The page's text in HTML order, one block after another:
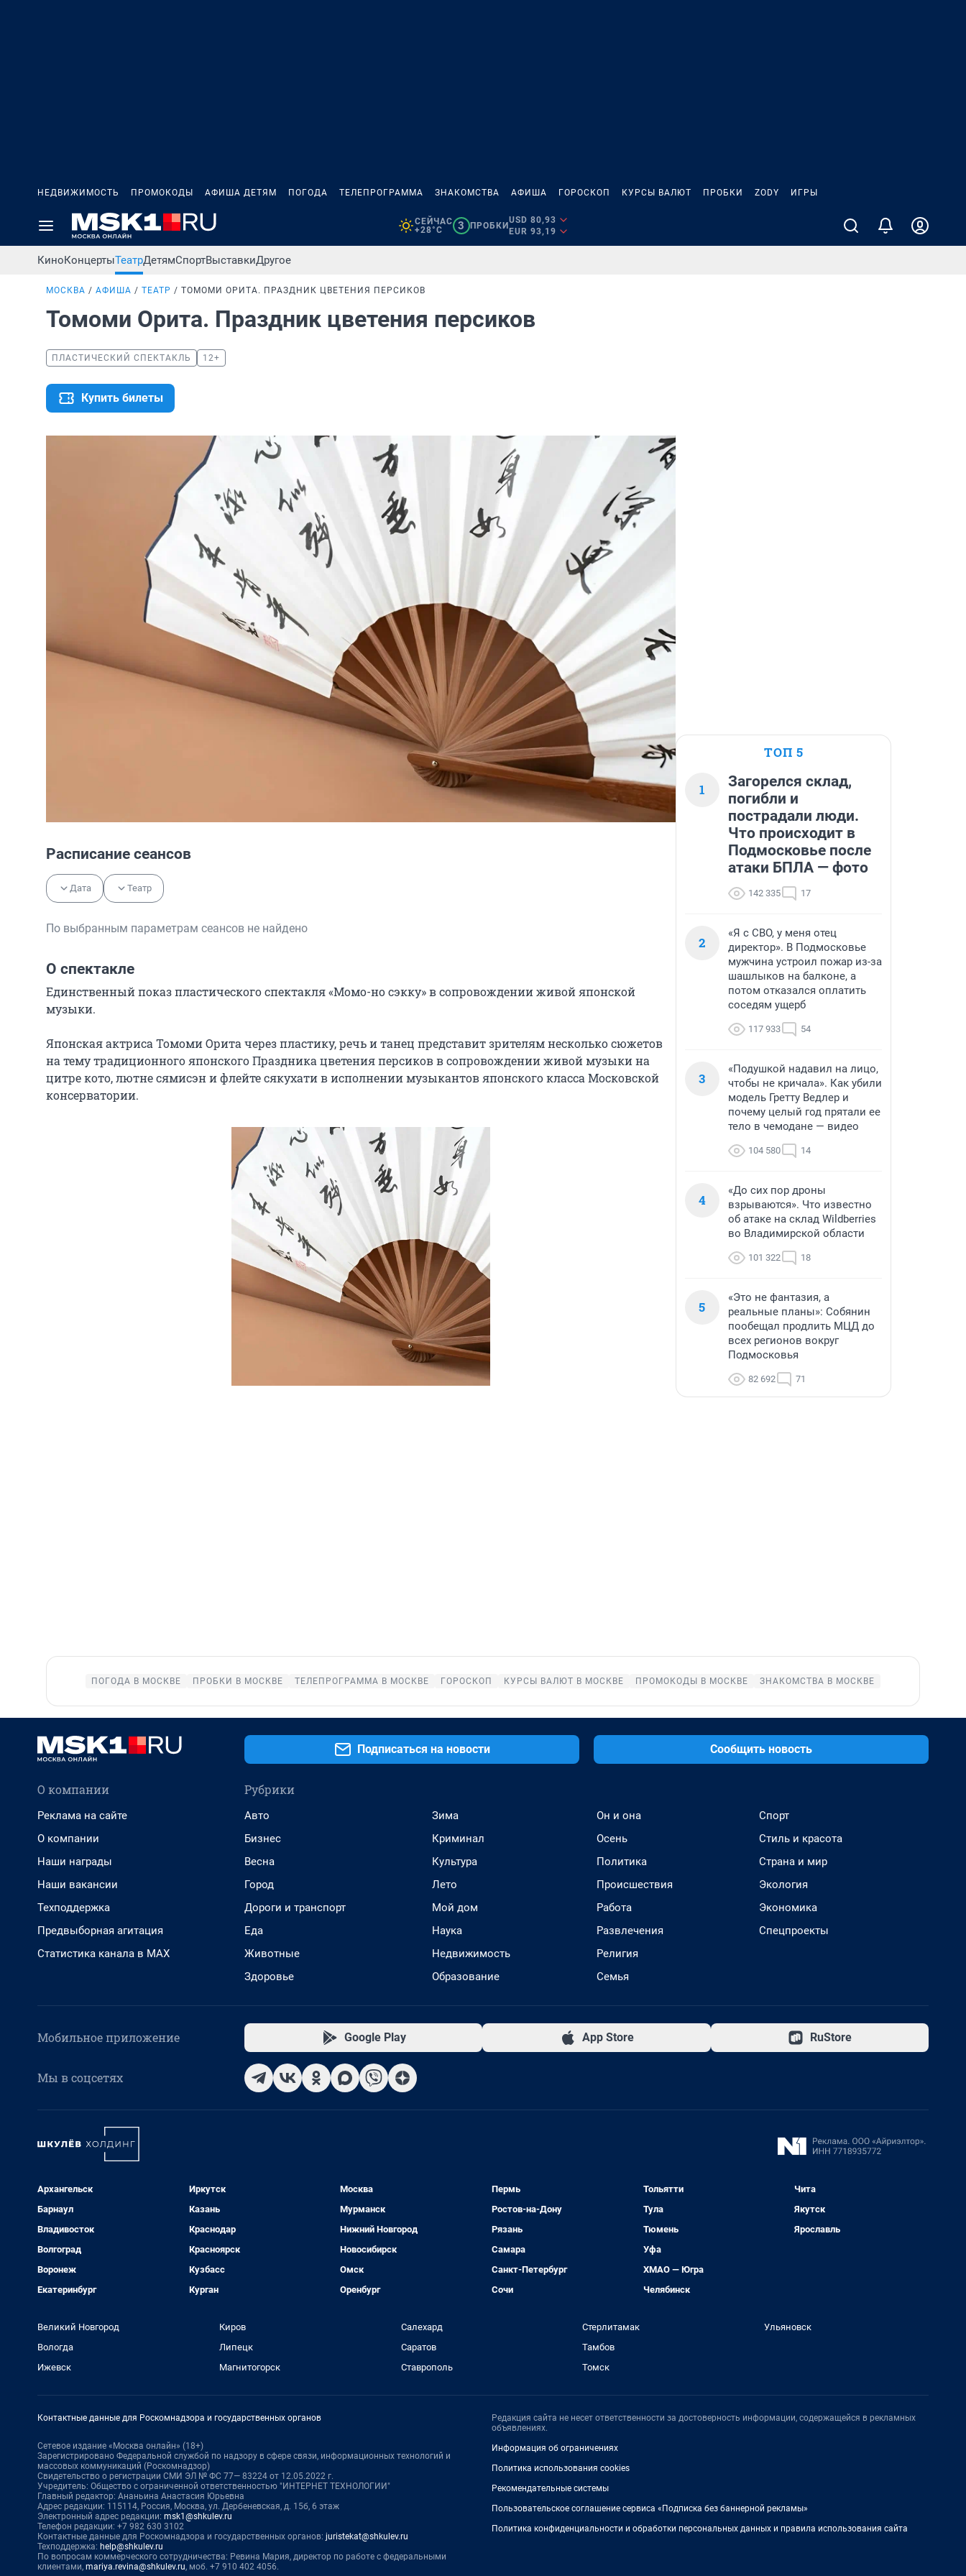
НЕДВИЖИМОСТЬ ПРОМОКОДЫ АФИША ДЕТЯМ ПОГОДА ТЕЛЕПРОГРАММА ЗНАКОМСТВА АФИША ГОРОСКОП КУРСЫ ВАЛЮТ ПРОБКИ ZODY ИГРЫ
СЕЙЧАС
+28°C
3 ПРОБКИ
USD 80,93
EUR 93,19
КиноКонцертыТеатрДетямСпортВыставкиДругое
МОСКВА АФИША ТЕАТР ТОМОМИ ОРИТА. ПРАЗДНИК ЦВЕТЕНИЯ ПЕРСИКОВ
Томоми Орита. Праздник цветения персиков
ПЛАСТИЧЕСКИЙ СПЕКТАКЛЬ 12+
Купить билеты
Расписание сеансов
Дата Театр
По выбранным параметрам сеансов не найдено
О спектакле
Единственный показ пластического спектакля «Момо-но сэкку» в сопровождении живой японской
музыки.
Японская актриса Томоми Орита через пластику, речь и танец представит зрителям несколько сюжетов
на тему традиционного японского Праздника цветения персиков в сопровождении живой музыки на
цитре кото, лютне сямисэн и флейте сякухати в исполнении музыкантов японского класса Московской
консерватории.
ТОП 5
1
Загорелся склад,
погибли и
пострадали люди.
Что происходит в
Подмосковье после
атаки БПЛА — фото
142 335 17
2
«Я с СВО, у меня отец
директор». В Подмосковье
мужчина устроил пожар из-за
шашлыков на балконе, а
потом отказался оплатить
соседям ущерб
117 933 54
3
«Подушкой надавил на лицо,
чтобы не кричала». Как убили
модель Гретту Ведлер и
почему целый год прятали ее
тело в чемодане — видео
104 580 14
4
«До сих пор дроны
взрываются». Что известно
об атаке на склад Wildberries
во Владимирской области
101 322 18
5
«Это не фантазия, а
реальные планы»: Собянин
пообещал продлить МЦД до
всех регионов вокруг
Подмосковья
82 692 71
ПОГОДА В МОСКВЕ ПРОБКИ В МОСКВЕ ТЕЛЕПРОГРАММА В МОСКВЕ ГОРОСКОП КУРСЫ ВАЛЮТ В МОСКВЕ ПРОМОКОДЫ В МОСКВЕ ЗНАКОМСТВА В МОСКВЕ
Подписаться на новости Сообщить новость
О компании
Реклама на сайте
О компании
Наши награды
Наши вакансии
Техподдержка
Предвыборная агитация
Статистика канала в MAX
Рубрики
Авто
Бизнес
Весна
Город
Дороги и транспорт
Еда
Животные
Здоровье
Зима
Криминал
Культура
Лето
Мой дом
Наука
Недвижимость
Образование
Он и она
Осень
Политика
Происшествия
Работа
Развлечения
Религия
Семья
Спорт
Стиль и красота
Страна и мир
Экология
Экономика
Спецпроекты
Мобильное приложение Google Play App Store RuStore
Мы в соцсетях
Архангельск
Барнаул
Владивосток
Волгоград
Воронеж
Екатеринбург
Иркутск
Казань
Краснодар
Красноярск
Кузбасс
Курган
Москва
Мурманск
Нижний Новгород
Новосибирск
Омск
Оренбург
Пермь
Ростов-на-Дону
Рязань
Самара
Санкт-Петербург
Сочи
Тольятти
Тула
Тюмень
Уфа
ХМАО — Югра
Челябинск
Чита
Якутск
Ярославль
Великий Новгород
Вологда
Ижевск
Киров
Липецк
Магнитогорск
Салехард
Саратов
Ставрополь
Стерлитамак
Тамбов
Томск
Ульяновск
Контактные данные для Роскомнадзора и государственных органов
Сетевое издание «Москва онлайн» (18+)
Зарегистрировано Федеральной службой по надзору в сфере связи, информационных технологий и
массовых коммуникаций (Роскомнадзор)
Свидетельство о регистрации СМИ ЭЛ № ФС 77— 83224 от 12.05.2022 г.
Учредитель: Общество с ограниченной ответственностью "ИНТЕРНЕТ ТЕХНОЛОГИИ"
Главный редактор: Ананьина Анастасия Юрьевна
Адрес редакции: 115114, Россия, Москва, ул. Дербеневская, д. 15б, 6 этаж
Электронный адрес редакции: msk1@shkulev.ru
Телефон редакции: +7 982 630 3102
Контактные данные для Роскомнадзора и государственных органов: juristekat@shkulev.ru
Техподдержка: help@shkulev.ru
По вопросам коммерческого сотрудничества: Ревина Мария, директор по работе с федеральными
клиентами, mariya.revina@shkulev.ru, моб. +7 910 402 4056.
Редакция сайта не несет ответственности за достоверность информации, содержащейся в рекламных
объявлениях.
Информация об ограничениях
Политика использования cookies
Рекомендательные системы
Пользовательское соглашение сервиса «Подписка без баннерной рекламы»
Политика конфиденциальности и обработки персональных данных и правила использования сайта